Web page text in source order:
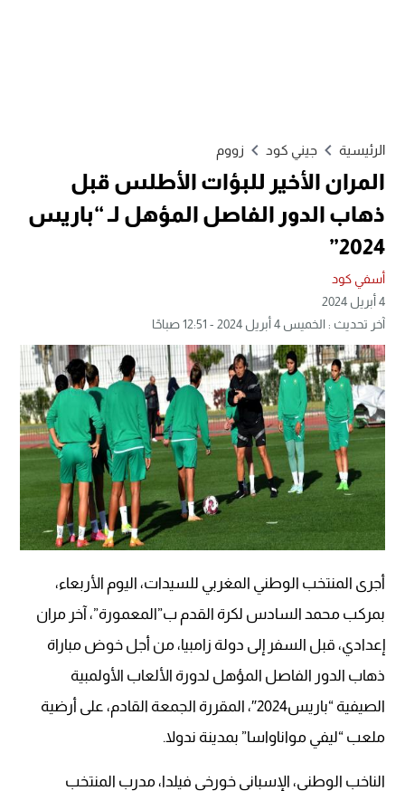
الرئيسية جيني كود زووم
المران الأخير للبؤات الأطلس قبل
ذهاب الدور الفاصل المؤهل لـ “باريس
2024”
أسفي كود
4 أبريل 2024
آخر تحديث : الخميس 4 أبريل 2024 - 12:51 صباحًا
أجرى المنتخب الوطني المغربي للسيدات، اليوم الأربعاء،
بمركب محمد السادس لكرة القدم ب”المعمورة”، آخر مران
إعدادي، قبل السفر إلى دولة زامبيا، من أجل خوض مباراة
ذهاب الدور الفاصل المؤهل لدورة الألعاب الأولمبية
الصيفية “باريس2024″، المقررة الجمعة القادم، على أرضية
ملعب “ليفي مواناواسا” بمدينة ندولا.
الناخب الوطني، الإسباني خورخي فيلدا، مدرب المنتخب